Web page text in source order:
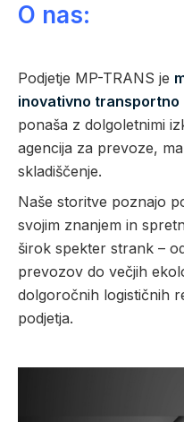
O nas:
Podjetje MP-TRANS je
inovativno transportno
ponaša z dolgoletnimi
agencija za prevoze,
skladiščenje.
Naše storitve poznajo
svojim znanjem in
širok spekter strank –
prevozov do večjih
dolgoročnih logističnih
podjetja.